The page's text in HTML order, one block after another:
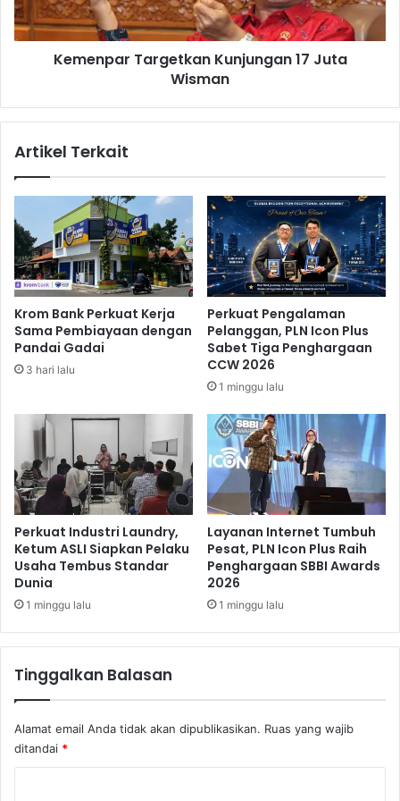
k
P
P
l
a
d
i
P
e
j
a
b
a
G
e
r
n
u
r
r
T
k
u
n
j
u
g
a
1
J
a
W
i
s
m
a
n
Kemenpar Targetkan Kunjungan 17 Juta
Wisman
Artikel Terkait
Krom Bank Perkuat Kerja
Sama Pembiayaan dengan
Pandai Gadai
3 hari lalu
Perkuat Pengalaman
Pelanggan, PLN Icon Plus
Sabet Tiga Penghargaan
CCW 2026
1 minggu lalu
Perkuat Industri Laundry,
Ketum ASLI Siapkan Pelaku
Usaha Tembus Standar
Dunia
1 minggu lalu
Layanan Internet Tumbuh
Pesat, PLN Icon Plus Raih
Penghargaan SBBI Awards
2026
1 minggu lalu
Tinggalkan Balasan
Alamat email Anda tidak akan dipublikasikan. Ruas yang wajib
ditandai *